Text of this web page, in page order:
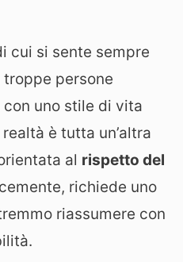
cui si sente sempre
persone
uno stile di vita
è tutta un’altra
al rispetto del
richiede uno
riassumere con